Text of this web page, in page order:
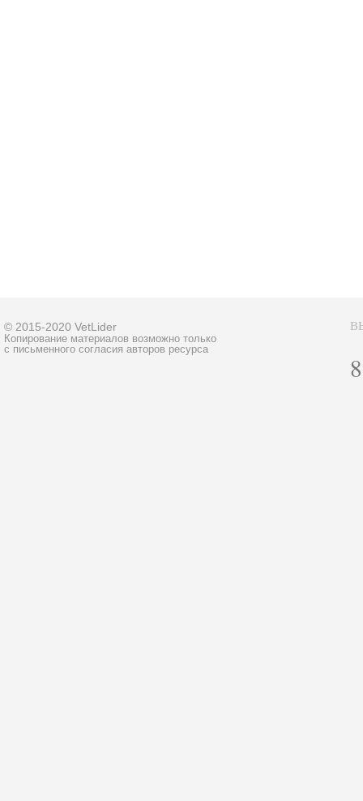
© 2015-2020 VetLider
Копирование материалов возможно только
с письменного согласия авторов ресурса